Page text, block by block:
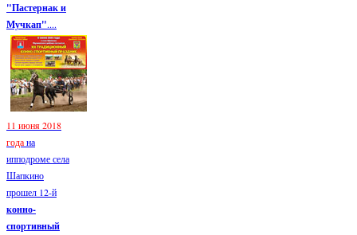
"Пастернак и
Мучкап"....
11 июня 2018
годана
ипподроме села
Шапкино
прошел 12-й
конно-
спортивный